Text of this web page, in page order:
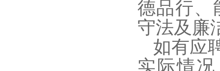
德品行、
守法及廉
如有应
实际情